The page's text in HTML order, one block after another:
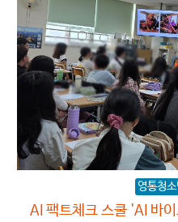
영통청
AI 팩트체크 스쿨 'AI 바